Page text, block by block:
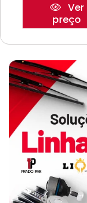
Ver
preço